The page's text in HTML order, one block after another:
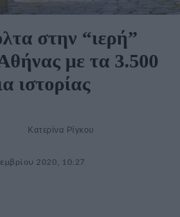
στην “ιερή”
με τα 3.500
ιστορίας
Κατερίνα Ρίγκου
2020, 10:27